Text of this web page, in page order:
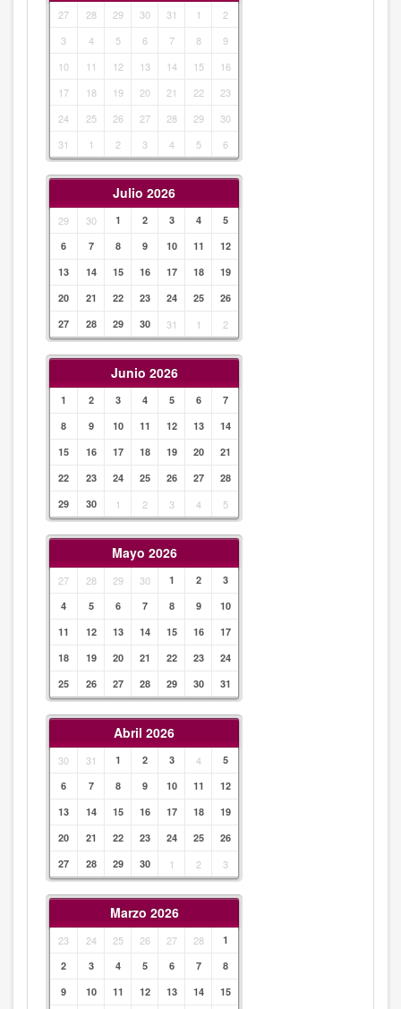
27 28 29 30 31 1
2
3
4 5 6 7 8
9
10
11 12 13 14 15
16
17
18 19 20 21 22
23
24
25 26 27 28 29
30
31
1 2 3 4 5 6
Julio 2026
29 30 1 2 3 4
5
6
7 8 9 10 11
12
13
14 15 16 17 18
19
20
21 22 23 24 25
26
27
28 29 30 31 1 2
Junio 2026
1 2 3 4 5 6
7
8
9 10 11 12 13
14
15
16 17 18 19 20
21
22
23 24 25 26 27
28
29
30 1 2 3 4 5
Mayo 2026
27 28 29 30 1 2
3
4
5 6 7 8 9
10
11
12 13 14 15 16
17
18
19 20 21 22 23
24
25
26 27 28 29 30 31
Abril 2026
30 31 1 2 3 4
5
6
7 8 9 10 11
12
13
14 15 16 17 18
19
20
21 22 23 24 25
26
27
28 29 30 1 2 3
Marzo 2026
23 24 25 26 27 28
1
2
3 4 5 6 7
8
9
10 11 12 13 14
15